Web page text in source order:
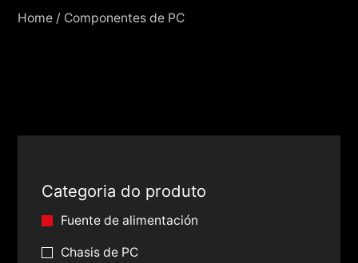
Home / Componentes de PC
Categoria do produto
Fuente de alimentación
Chasis de PC